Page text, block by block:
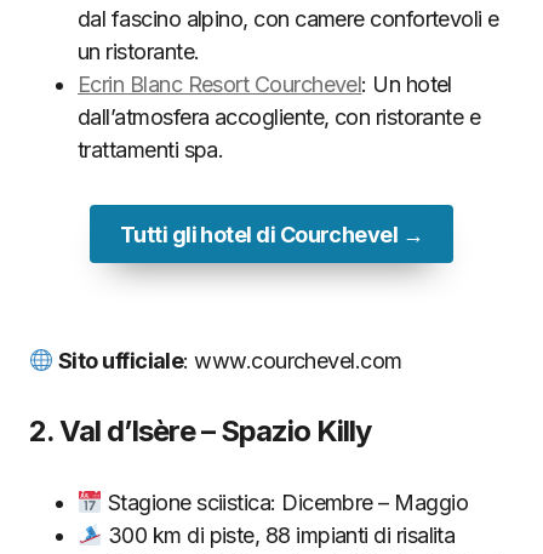
dal fascino alpino, con camere confortevoli e
un ristorante.
Ecrin Blanc Resort Courchevel: Un hotel
dall’atmosfera accogliente, con ristorante e
trattamenti spa.
Tutti gli hotel di Courchevel →
Sito ufficiale: www.courchevel.com
2. Val d’Isère – Spazio Killy
Stagione sciistica: Dicembre – Maggio
300 km di piste, 88 impianti di risalita